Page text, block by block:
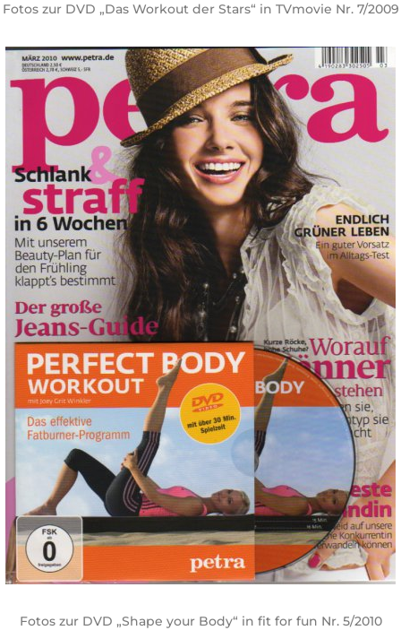
Fotos zur DVD „Das Workout der Stars“ in TVmovie Nr. 7/2009
Fotos zur DVD „Shape your Body“ in fit for fun Nr. 5/2010